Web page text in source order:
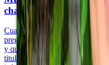
chain
Cuando un fondo tokeniza sus
preguntas de custodia distintas:
y quién resguarda las llaves
titularidad beneficiaria on-